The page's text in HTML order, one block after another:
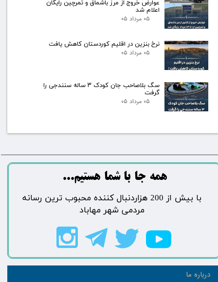
عوارض خروج از مرز باشماق و تمرچین رایگان
اعلام شد
۰۵ مرداد ۰۵
نرخ بنزین در اقلیم کوردستان کاهش یافت
۰۵ مرداد ۰۵
سگ بلاصاحب جان کودک ۳ ساله سنندجی را
گرفت
۰۵ مرداد ۰۵
درباره ما
​​​همه جا با شما هستیم...​​​​​​​​​​​​​​
​با بیش از 200 هزاردنبال کننده محبوب ترین رسانه
مردمی شهر مهاباد​​​​​​​​​​​​​​